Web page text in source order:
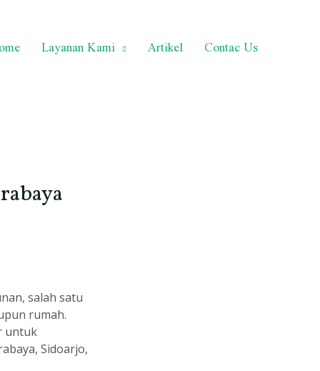
Layanan Kami Artikel Contac Us
salah satu
rumah.
untuk
Sidoarjo,